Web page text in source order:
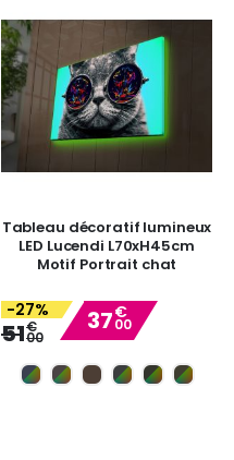
Tableau décoratif lumineux
LED Lucendi L70xH45cm
Motif Portrait chat
-27%
51€
00
Special
Price
37€
00